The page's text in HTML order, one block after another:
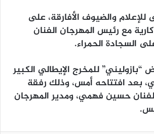
والضيوف الأفارقة، على
مع رئيس المهرجان الفنان
السجادة الحمراء.
“بازوليني” للمخرج الإيطالي الكبير
بعد افتتاحه أمس، وذلك رفقة
حسين فهمي، ومدير المهرجان